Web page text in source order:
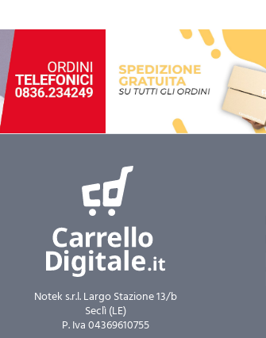
Notek s.r.l. Largo Stazione 13/b
Seclì (LE)
P. Iva 04369610755